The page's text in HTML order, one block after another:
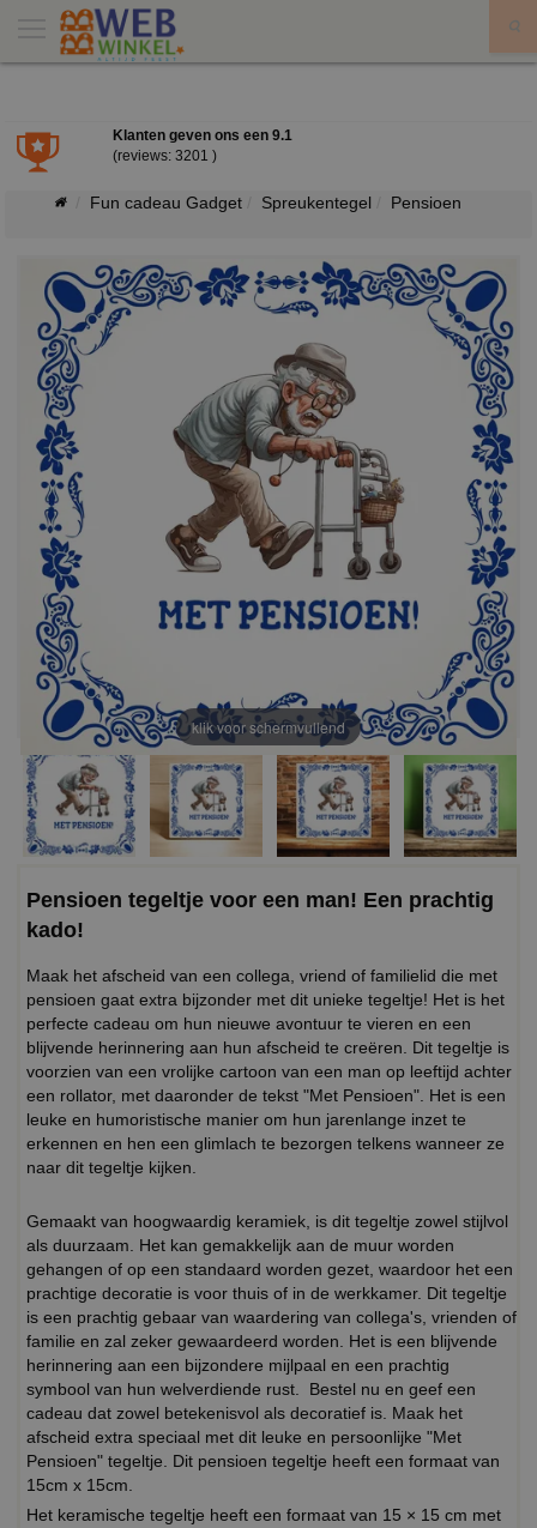
Klanten geven ons een 9.1
(reviews: 3201 )
Fun cadeau Gadget Spreukentegel Pensioen
klik voor schermvullend
Pensioen tegeltje voor een man! Een prachtig
kado!
Maak het afscheid van een collega, vriend of familielid die met
pensioen gaat extra bijzonder met dit unieke tegeltje! Het is het
perfecte cadeau om hun nieuwe avontuur te vieren en een
blijvende herinnering aan hun afscheid te creëren. Dit tegeltje is
voorzien van een vrolijke cartoon van een man op leeftijd achter
een rollator, met daaronder de tekst "Met Pensioen". Het is een
leuke en humoristische manier om hun jarenlange inzet te
erkennen en hen een glimlach te bezorgen telkens wanneer ze
naar dit tegeltje kijken.
Gemaakt van hoogwaardig keramiek, is dit tegeltje zowel stijlvol
als duurzaam. Het kan gemakkelijk aan de muur worden
gehangen of op een standaard worden gezet, waardoor het een
prachtige decoratie is voor thuis of in de werkkamer. Dit tegeltje
is een prachtig gebaar van waardering van collega's, vrienden of
familie en zal zeker gewaardeerd worden. Het is een blijvende
herinnering aan een bijzondere mijlpaal en een prachtig
symbool van hun welverdiende rust. Bestel nu en geef een
cadeau dat zowel betekenisvol als decoratief is. Maak het
afscheid extra speciaal met dit leuke en persoonlijke "Met
Pensioen" tegeltje. Dit pensioen tegeltje heeft een formaat van
15cm x 15cm.
Het keramische tegeltje heeft een formaat van 15 × 15 cm met